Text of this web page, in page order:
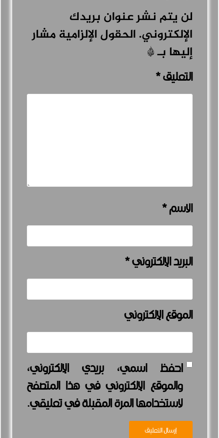
لن يتم نشر عنوان بريدك
الإلكتروني. الحقول الإلزامية مشار
إليها بـ*
التعليق*
الاسم*
البريد الإلكتروني*
الموقع الإلكتروني
احفظ اسمي، بريدي الإلكتروني،
والموقع الإلكتروني في هذا المتصفح
لاستخدامها المرة المقبلة في تعليقي.